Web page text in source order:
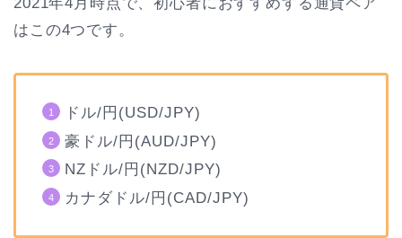
2021年4月時点で、初心者におすすめする通貨ペア
はこの4つです。
ドル/円(USD/JPY)
豪ドル/円(AUD/JPY)
NZドル/円(NZD/JPY)
カナダドル/円(CAD/JPY)